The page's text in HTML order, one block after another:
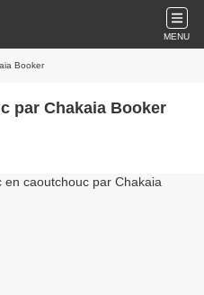
MENU
Booker
par Chakaia Booker